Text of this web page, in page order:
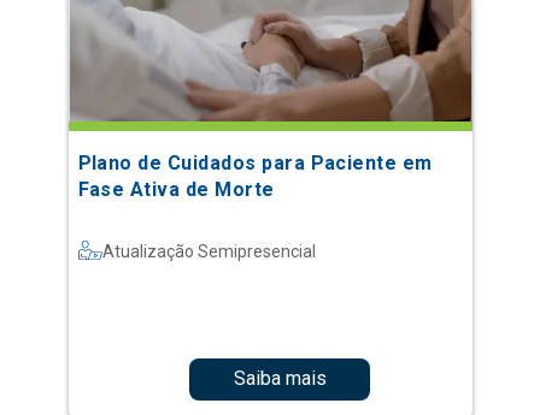
Plano de Cuidados para Paciente em
Fase Ativa de Morte
Atualização Semipresencial
Saiba mais